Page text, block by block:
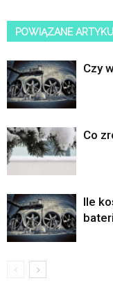
POWIĄZANE
Czy
Co
Ile